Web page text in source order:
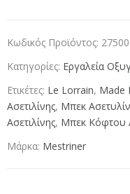
Κωδικός Προϊόντος:
Κατηγορίες: Εργαλεία
Ετικέτες: Le Lorrain, Made
Ασετιλίνης, Μπεκ
Ασετιλίνης, Μπεκ Κόφτου
Μάρκα: Mestriner